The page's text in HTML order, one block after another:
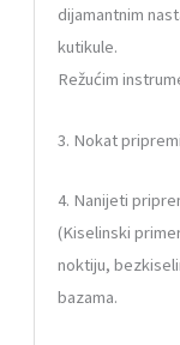
dijamantnim
kutikule.
Režućim
3. Nokat
4. Nanijeti
(Kiselinski
noktiju,
bazama.